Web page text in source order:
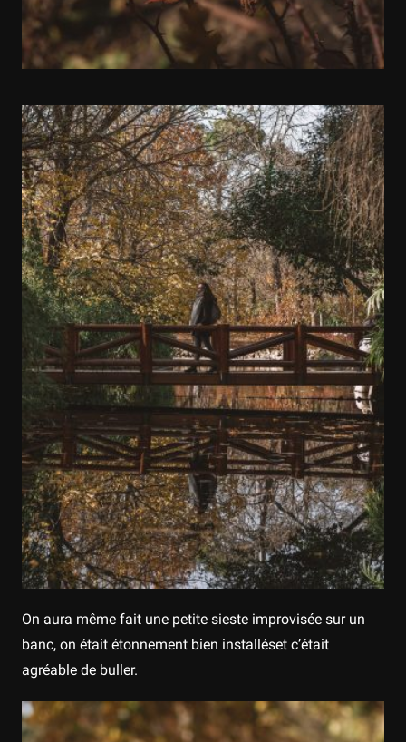
On aura même fait une petite sieste improvisée sur un
banc, on était étonnement bien installéset c’était
agréable de buller.